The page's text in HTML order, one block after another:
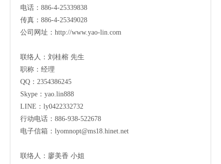
电话：886-4-25339838
传真：886-4-25349028
公司网址： http://www.yao-lin.com
联络人：刘桂榕 先生
职称：经理
QQ：2354386245
Skype：yao.lin888
LINE：ly0422332732
行动电话：886-938-522678
电子信箱： lyomnopt@ms18.hinet.net
联络人：廖美香 小姐